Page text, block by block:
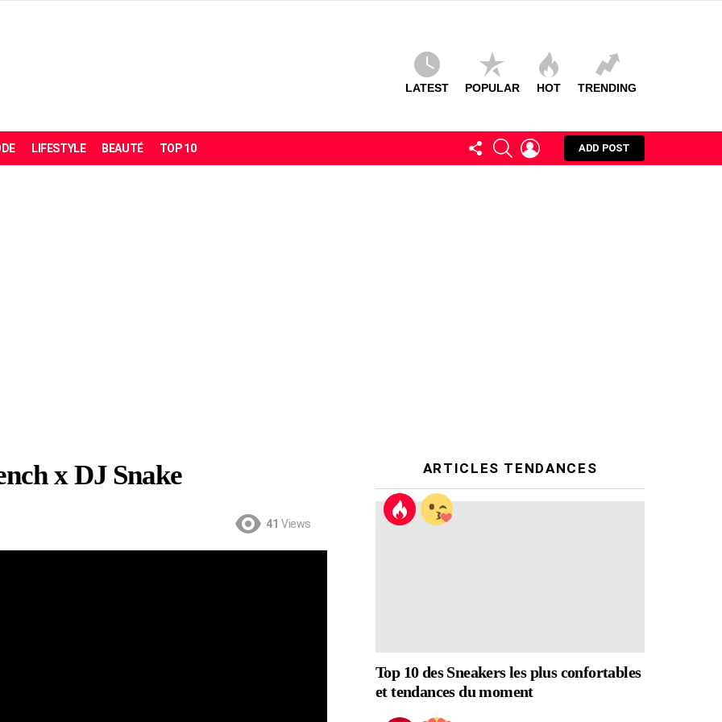
LATEST POPULAR HOT TRENDING
LIFESTYLE BEAUTÉ TOP 10
FOLLOW
US
SEARCHLOGIN
ADD POST
x DJ Snake
41 Views
ARTICLES TENDANCES
Top 10 des Sneakers les plus confortables
et tendances du moment